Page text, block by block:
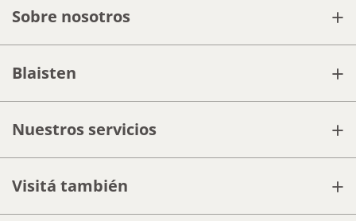
Sobre nosotros +
Blaisten +
Nuestros servicios +
Visitá también +